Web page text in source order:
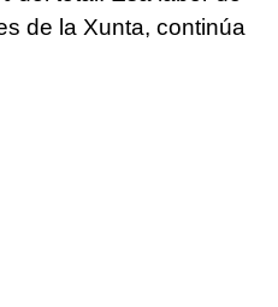
de la Xunta, continúa